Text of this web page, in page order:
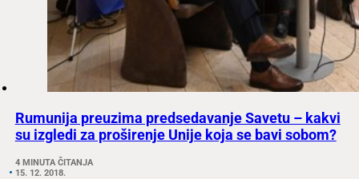
Rumunija preuzima predsedavanje Savetu – kakvi
su izgledi za proširenje Unije koja se bavi sobom?
4 MINUTA ČITANJA
15. 12. 2018.